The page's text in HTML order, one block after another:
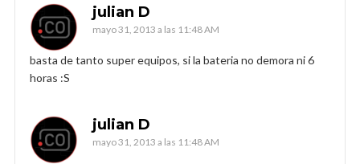
julian D
mayo 31, 2013 a las 11:48 AM
basta de tanto super equipos, si la bateria no demora ni 6
horas :S
julian D
mayo 31, 2013 a las 11:48 AM